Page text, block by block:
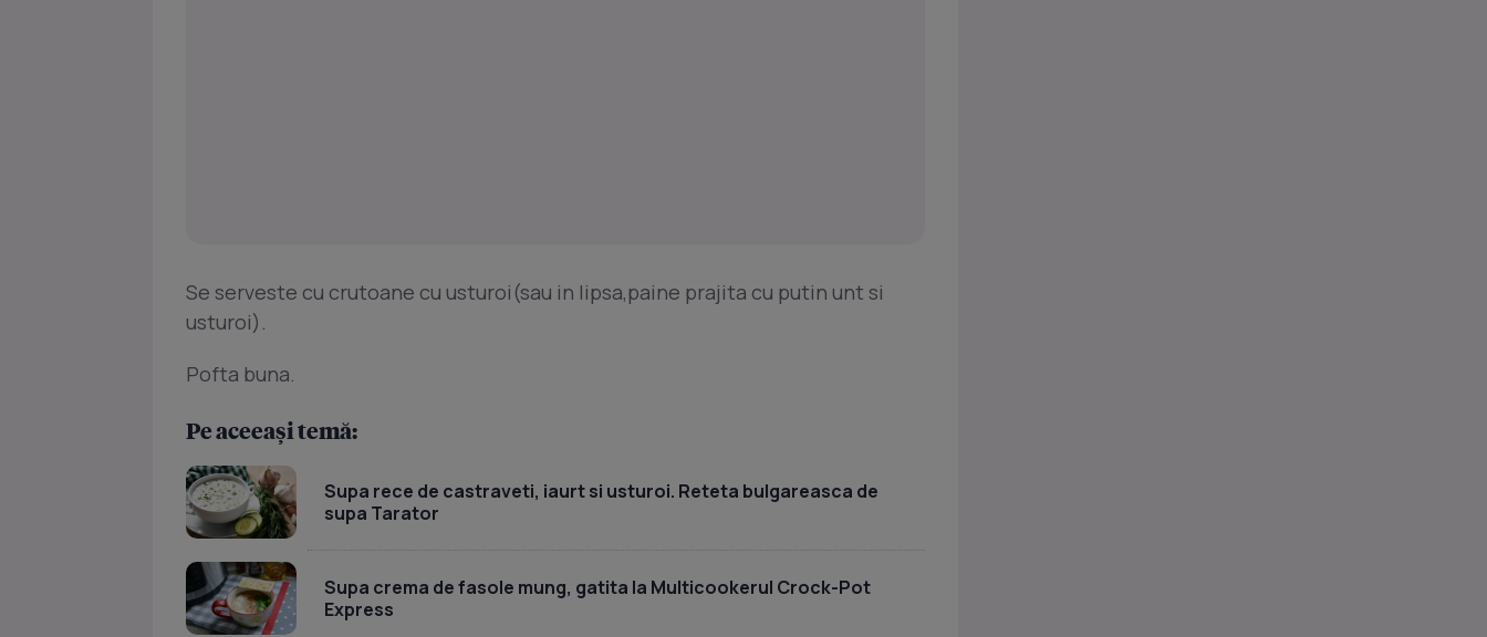
Se serveste cu crutoane cu usturoi(sau in lipsa,paine prajita cu putin unt si
usturoi).
Pofta buna.
Pe aceeași temă:
Supa rece de castraveti, iaurt si usturoi. Reteta bulgareasca de
supa Tarator
Supa crema de fasole mung, gatita la Multicookerul Crock-Pot
Express